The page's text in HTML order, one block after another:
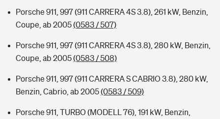
Porsche 911, 997 (911 CARRERA 4S 3.8), 261 kW, Benzin,
Coupe, ab 2005(0583 / 507)
Porsche 911, 997 (911 CARRERA 4S 3.8), 280 kW, Benzin,
Coupe, ab 2005(0583 / 508)
Porsche 911, 997 (911 CARRERA S CABRIO 3.8), 280 kW,
Benzin, Cabrio, ab 2005(0583 / 509)
Porsche 911, TURBO (MODELL 76), 191 kW, Benzin,